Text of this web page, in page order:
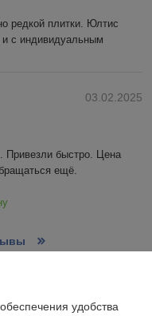
редкой плитки. Юлтис
и с индивидуальным
03.02.2025
Привезли быстро. Цена
ещё.
удобства